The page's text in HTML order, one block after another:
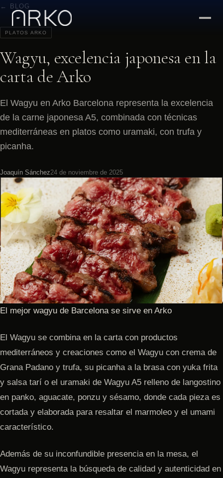
← BLOG
PLATOS ARKO
Wagyu, excelencia japonesa en la
carta de Arko
El Wagyu en Arko Barcelona representa la excelencia
de la carne japonesa A5, combinada con técnicas
mediterráneas en platos como uramaki, con trufa y
picanha.
Joaquín Sánchez24 de noviembre de 2025
El mejor wagyu de Barcelona se sirve en Arko
El Wagyu se combina en la carta con productos
mediterráneos y creaciones como el Wagyu con crema de
Grana Padano y trufa, su picanha a la brasa con yuka frita
y salsa tarí o el uramaki de Wagyu A5 relleno de langostino
en panko, aguacate, ponzu y sésamo, donde cada pieza es
cortada y elaborada para resaltar el marmoleo y el umami
característico.
​Además de su inconfundible presencia en la mesa, el
Wagyu representa la búsqueda de calidad y autenticidad en